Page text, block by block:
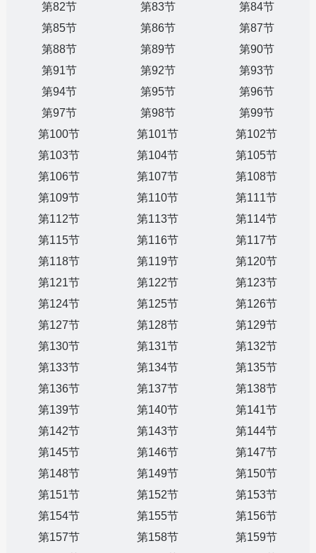
第82节
第83节
第84节
第85节
第86节
第87节
第88节
第89节
第90节
第91节
第92节
第93节
第94节
第95节
第96节
第97节
第98节
第99节
第100节
第101节
第102节
第103节
第104节
第105节
第106节
第107节
第108节
第109节
第110节
第111节
第112节
第113节
第114节
第115节
第116节
第117节
第118节
第119节
第120节
第121节
第122节
第123节
第124节
第125节
第126节
第127节
第128节
第129节
第130节
第131节
第132节
第133节
第134节
第135节
第136节
第137节
第138节
第139节
第140节
第141节
第142节
第143节
第144节
第145节
第146节
第147节
第148节
第149节
第150节
第151节
第152节
第153节
第154节
第155节
第156节
第157节
第158节
第159节